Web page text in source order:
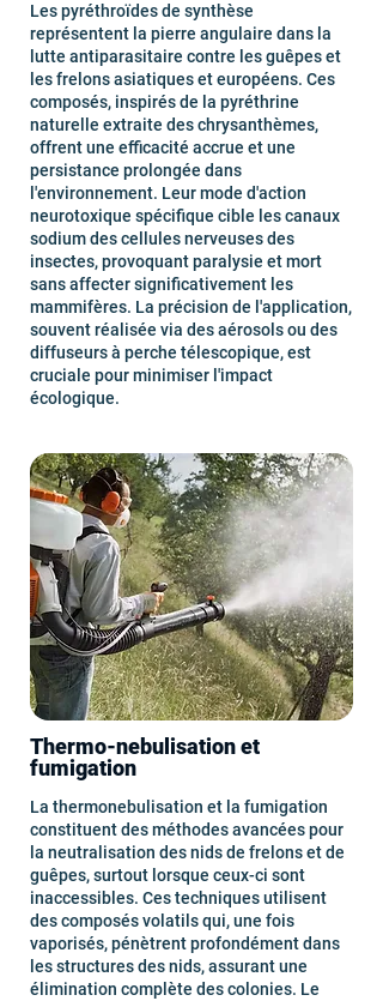
Les pyréthroïdes de synthèse
représentent la pierre angulaire dans la
lutte antiparasitaire contre les guêpes et
les frelons asiatiques et européens. Ces
composés, inspirés de la pyréthrine
naturelle extraite des chrysanthèmes,
offrent une efficacité accrue et une
persistance prolongée dans
l'environnement. Leur mode d'action
neurotoxique spécifique cible les canaux
sodium des cellules nerveuses des
insectes, provoquant paralysie et mort
sans affecter significativement les
mammifères. La précision de l'application,
souvent réalisée via des aérosols ou des
diffuseurs à perche télescopique, est
cruciale pour minimiser l'impact
écologique.
Thermo-nebulisation et
fumigation
La thermonebulisation et la fumigation
constituent des méthodes avancées pour
la neutralisation des nids de frelons et de
guêpes, surtout lorsque ceux-ci sont
inaccessibles. Ces techniques utilisent
des composés volatils qui, une fois
vaporisés, pénètrent profondément dans
les structures des nids, assurant une
élimination complète des colonies. Le